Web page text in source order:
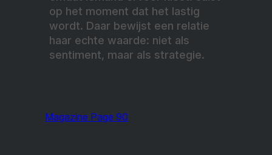
op het moment dat het lastig
wordt. Daar bewijst een relatie
haar echte waarde: niet als
sentiment, maar als strategie.
Magazine Page 90